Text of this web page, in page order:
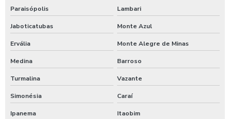
Sistema de lavagem para transportadora
Sulfato de alumínio para tratamento de água
Sulfato de alumínio tratamento de efluente
Tarifador de banho para praia
Tarifador para calibrador
Paraisópolis Lambari
Jaboticatubas Monte Azul
Ervália Monte Alegre de Minas
Medina Barroso
Turmalina Vazante
Simonésia Caraí
Ipanema Itaobim